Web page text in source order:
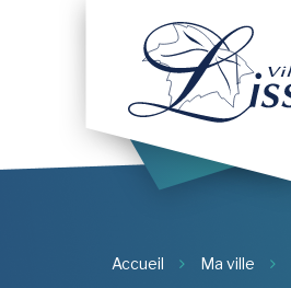
Accueil Ma ville